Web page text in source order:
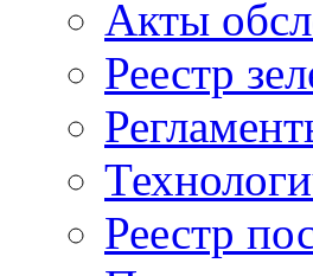
Акты
Реестр
Реестр